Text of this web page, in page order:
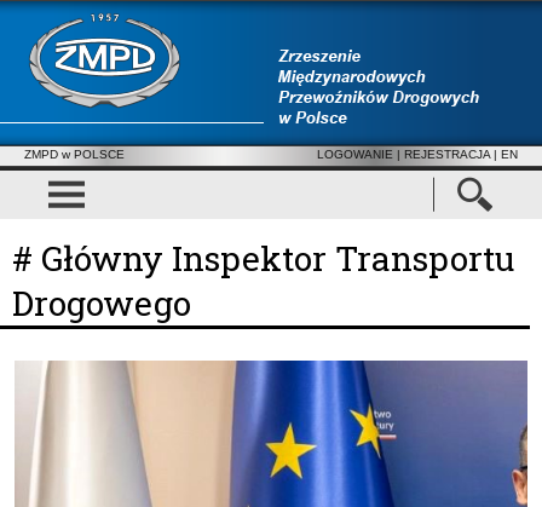
ZMPD w POLSCE LOGOWANIE | REJESTRACJA | EN
# Główny Inspektor Transportu
Drogowego